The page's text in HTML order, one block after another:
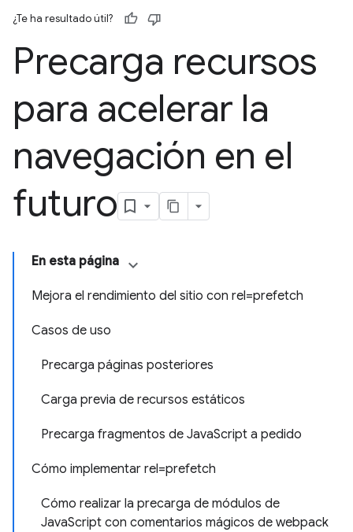
¿Te ha resultado útil?
Precarga recursos
para acelerar la
navegación en el
futuro
En esta página
Mejora el rendimiento del sitio con rel=prefetch
Casos de uso
Precarga páginas posteriores
Carga previa de recursos estáticos
Precarga fragmentos de JavaScript a pedido
Cómo implementar rel=prefetch
Cómo realizar la precarga de módulos de
JavaScript con comentarios mágicos de webpack